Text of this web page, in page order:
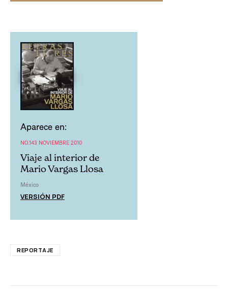
Aparece en:
NO.143 NOVIEMBRE 2010
Viaje al interior de
Mario Vargas Llosa
México
VERSIÓN PDF
REPORTAJE